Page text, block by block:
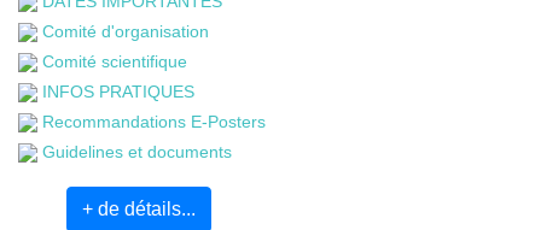
Comité d'organisation
Comité scientifique
INFOS PRATIQUES
Recommandations E-Posters
Guidelines et documents
+ de détails...